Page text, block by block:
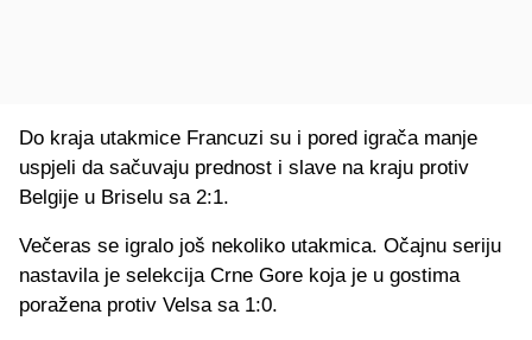
Do kraja utakmice Francuzi su i pored igrača manje
uspjeli da sačuvaju prednost i slave na kraju protiv
Belgije u Briselu sa 2:1.
Večeras se igralo još nekoliko utakmica. Očajnu seriju
nastavila je selekcija Crne Gore koja je u gostima
poražena protiv Velsa sa 1:0.